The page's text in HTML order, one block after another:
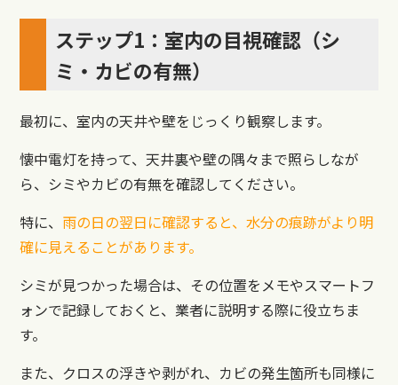
ステップ1：室内の目視確認（シ
ミ・カビの有無）
最初に、室内の天井や壁をじっくり観察します。
懐中電灯を持って、天井裏や壁の隅々まで照らしなが
ら、シミやカビの有無を確認してください。
特に、 雨の日の翌日に確認すると、水分の痕跡がより明
確に見えることがあります。
シミが見つかった場合は、その位置をメモやスマートフ
ォンで記録しておくと、業者に説明する際に役立ちま
す。
また、クロスの浮きや剥がれ、カビの発生箇所も同様に